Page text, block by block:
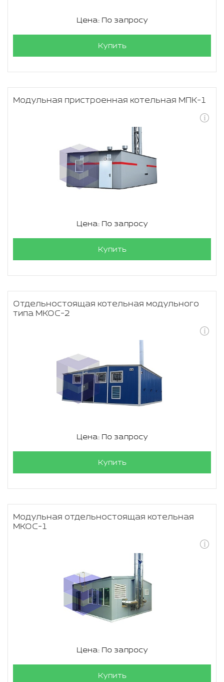
Цена: По запросу
Купить
Модульная пристроенная котельная МПК-1
Цена: По запросу
Купить
Отдельностоящая котельная модульного
типа МКОС-2
Цена: По запросу
Купить
Модульная отдельностоящая котельная
МКОС-1
Цена: По запросу
Купить